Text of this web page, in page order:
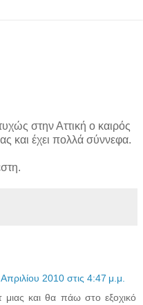
στην Αττική ο καιρός
και έχει πολλά σύννεφα.
2010 στις 4:47 μ.μ.
και θα πάω στο εξοχικό